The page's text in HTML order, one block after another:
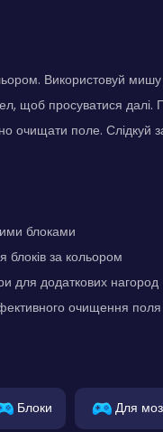
Використовуй мишу
щоб просуватися
очищати поле. Слідкуй
блоками
блоків за кольором
для додаткових нагород
очищення поля
Блоки Для